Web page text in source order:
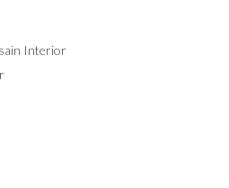
Interior